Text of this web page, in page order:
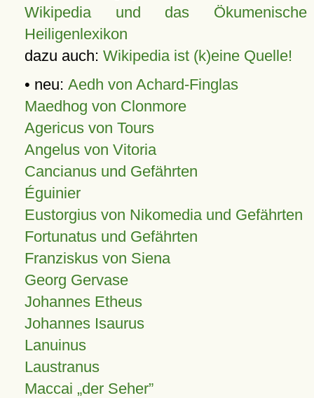
Wikipedia und das Ökumenische
Heiligenlexikon
dazu auch: Wikipedia ist (k)eine Quelle!
• neu: Aedh von Achard-Finglas
Maedhog von Clonmore
Agericus von Tours
Angelus von Vitoria
Cancianus und Gefährten
Éguinier
Eustorgius von Nikomedia und Gefährten
Fortunatus und Gefährten
Franziskus von Siena
Georg Gervase
Johannes Etheus
Johannes Isaurus
Lanuinus
Laustranus
Maccai „der Seher”